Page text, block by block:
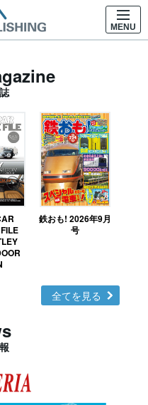
MENU
鉄おも! 2026年9月
号
全てを見る